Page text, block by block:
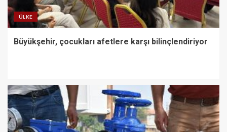
ÜLKE
Büyükşehir, çocukları afetlere karşı bilinçlendiriyor